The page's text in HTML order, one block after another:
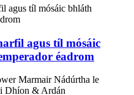
agus tíl mósáic
éadrom